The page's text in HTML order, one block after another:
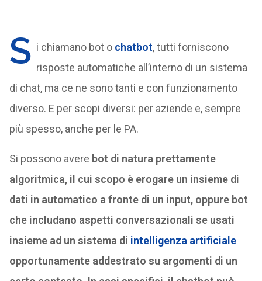
S i chiamano bot o chatbot, tutti forniscono
risposte automatiche all’interno di un sistema
di chat, ma ce ne sono tanti e con funzionamento
diverso. E per scopi diversi: per aziende e, sempre
più spesso, anche per le PA.
Si possono avere bot di natura prettamente
algoritmica, il cui scopo è erogare un insieme di
dati in automatico a fronte di un input, oppure bot
che includano aspetti conversazionali se usati
insieme ad un sistema di intelligenza artificiale
opportunamente addestrato su argomenti di un